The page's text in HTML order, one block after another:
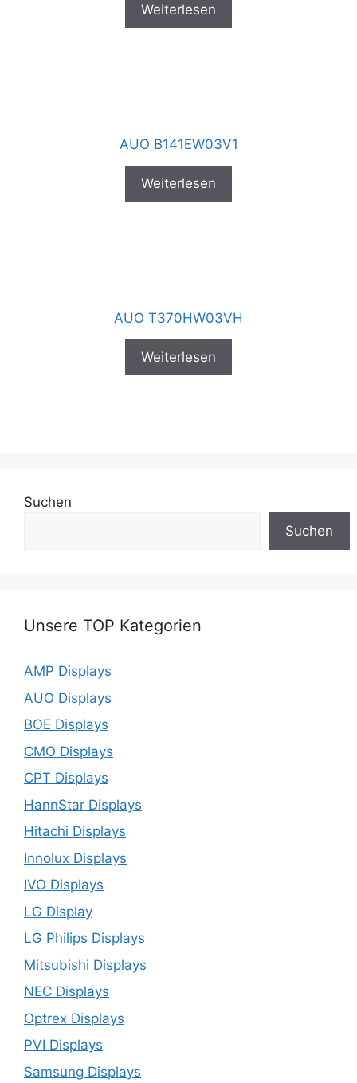
Weiterlesen
AUO B141EW03V1
Weiterlesen
AUO T370HW03VH
Weiterlesen
Suchen
Suchen
Unsere TOP Kategorien
AMP Displays
AUO Displays
BOE Displays
CMO Displays
CPT Displays
HannStar Displays
Hitachi Displays
Innolux Displays
IVO Displays
LG Display
LG Philips Displays
Mitsubishi Displays
NEC Displays
Optrex Displays
PVI Displays
Samsung Displays